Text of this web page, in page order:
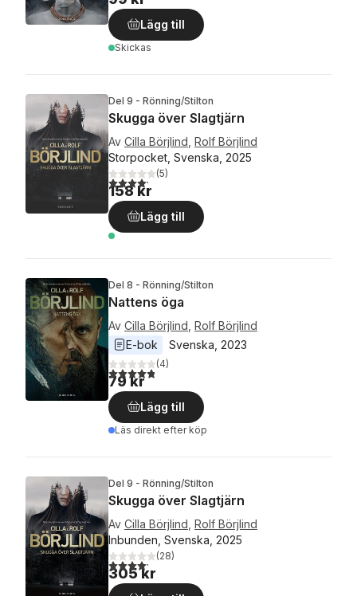
Lägg till
Skickas
Del 9 - Rönning/Stilton
Skugga över Slagtjärn
Av Cilla Börjlind Rolf Börjlind
Storpocket, Svenska, 2025
4,2utav 5 stjärnor. Totalt antal röster:
(5)
158 kr
Lägg till
Del 8 - Rönning/Stilton
Nattens öga
Av Cilla Börjlind Rolf Börjlind
E-bok
Svenska 2023
4,8utav 5 stjärnor. Totalt antal röster:
(4)
79 kr
Lägg till
Läs direkt efter köp
Del 9 - Rönning/Stilton
Skugga över Slagtjärn
Av Cilla Börjlind Rolf Börjlind
Inbunden, Svenska, 2025
4,2utav 5 stjärnor. Totalt antal röster:
(28)
305 kr